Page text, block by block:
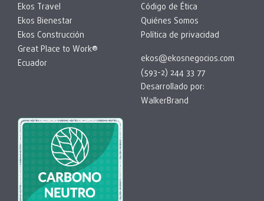
Ekos Travel
Ekos Bienestar
Ekos Construcción
Great Place to Work®
Ecuador
Código de Ética
Quiénes Somos
Política de privacidad
ekos@ekosnegocios.com
(593-2) 244 33 77
Desarrollado por:
WalkerBrand